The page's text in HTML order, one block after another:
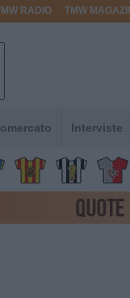
RADIO TMW
Interviste